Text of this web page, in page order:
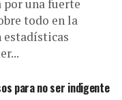
por una fuerte
todo en la
estadísticas
para no ser indigente